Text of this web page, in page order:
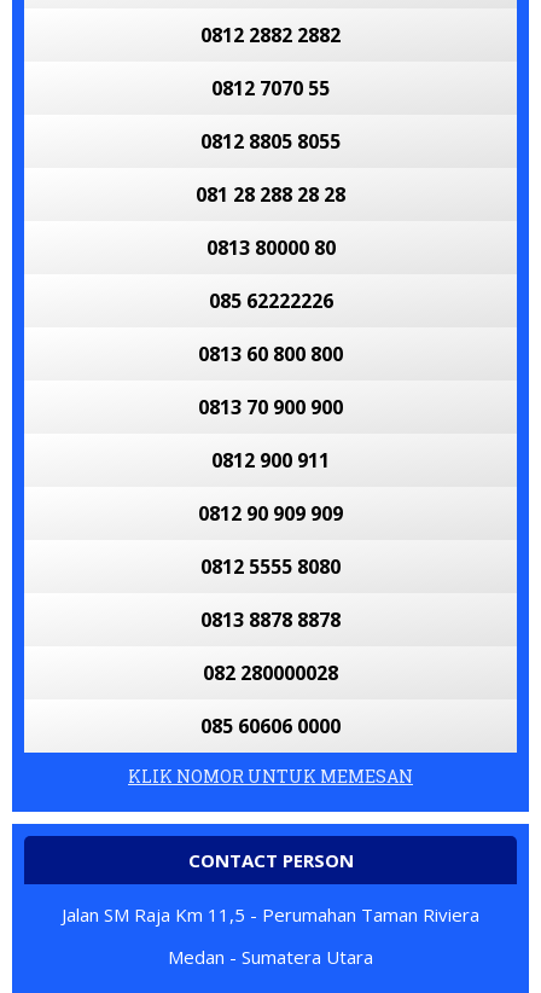
0812 2882 2882
0812 7070 55
0812 8805 8055
081 28 288 28 28
0813 80000 80
085 62222226
0813 60 800 800
0813 70 900 900
0812 900 911
0812 90 909 909
0812 5555 8080
0813 8878 8878
082 280000028
085 60606 0000
KLIK NOMOR UNTUK MEMESAN
CONTACT PERSON
Jalan SM Raja Km 11,5 - Perumahan Taman Riviera
Medan - Sumatera Utara